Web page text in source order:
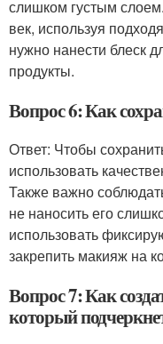
слишком густым
век, используя
нужно нанести блеск
продукты.
Вопрос 6: Как
Ответ: Чтобы
использовать
Также важно
не наносить его
использовать
закрепить макияж на
Вопрос 7: Как
который